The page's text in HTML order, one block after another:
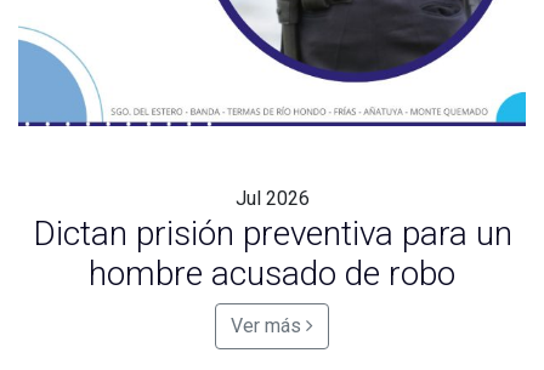
Jul 2026
Dictan prisión preventiva para un
hombre acusado de robo
Ver más